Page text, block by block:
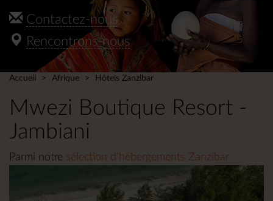
Contactez-nous
Rencontrons-nous
Accueil Afrique Hôtels Zanzibar
Mwezi Boutique Resort -
Jambiani
Parmi notre sélection d'hébergements Zanzibar